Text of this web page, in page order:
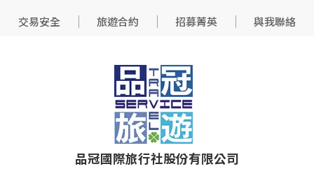
交易安全
旅遊合約 招募菁英 與我聯絡
品冠國際旅行社股份有限公司